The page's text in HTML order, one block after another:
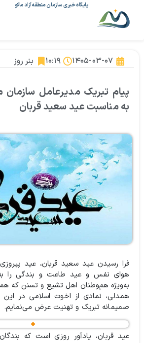
پایگاه خبری سازمان منطقه آزاد ماکو
۱۴۰۵-۰۳-۰۷ ۱۰:۱۹ بنر روز
پیام تبریک مدیرعامل سازمان
به مناسبت عید سعید قربان
فرا رسیدن عید سعید قربان، عید پیروزی
هوای نفس و عید طاعت و بندگی را
به‌ویژه هم‌وطنان اهل تشیع و تسنن که
همدلی، نمادی از اخوت اسلامی در این
صمیمانه تبریک و تهنیت عرض می‌نمایم.
عید قربان، یادآور روزی است که